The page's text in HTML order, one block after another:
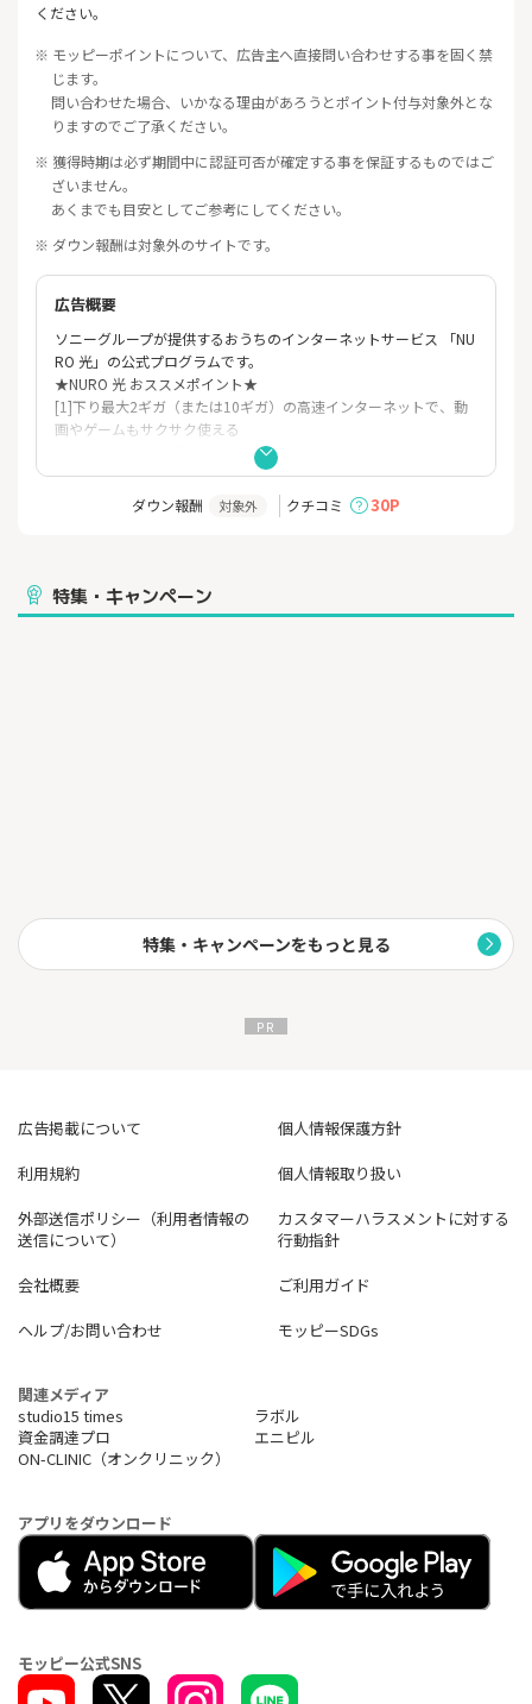
ください。
※ モッピーポイントについて、広告主へ直接問い合わせする事を固く禁
じます。
問い合わせた場合、いかなる理由があろうとポイント付与対象外とな
りますのでご了承ください。
※ 獲得時期は必ず期間中に認証可否が確定する事を保証するものではご
ざいません。
あくまでも目安としてご参考にしてください。
※ ダウン報酬は対象外のサイトです。
広告概要
ソニーグループが提供するおうちのインターネットサービス 「NU
RO 光」の公式プログラムです。
★NURO 光 おススメポイント★
[1]下り最大2ギガ（または10ギガ）の高速インターネットで、動
画やゲームもサクサク使える
[2]プロバイダ料・回線使用料・無線LANすべて含めて、戸建てプ
ラン月額5,500円(税込) ※10ギガは月額6,050円(税込)
[3]ソニーグループが提供している安心さ
[4]ポイントに加え、戸建て：75,000円マンション、マンション：
ダウン報酬 対象外 クチコミ 30P
特集・キャンペーン
特集・キャンペーンをもっと見る
広告掲載について
個人情報保護方針
利用規約
個人情報取り扱い
外部送信ポリシー（利用者情報の
送信について）
カスタマーハラスメントに対する
行動指針
会社概要
ご利用ガイド
ヘルプ/お問い合わせ
モッピーSDGs
関連メディア
studio15 times
ラボル
資金調達プロ
エニピル
ON-CLINIC（オンクリニック）
アプリをダウンロード
モッピー公式SNS